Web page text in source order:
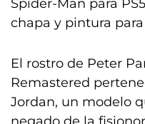
Spider-Man para
chapa y pintura
El rostro de Peter
Remastered
Jordan, un modelo